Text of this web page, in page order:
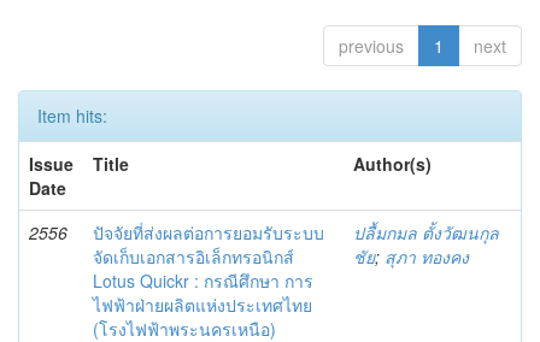
previous 1 next
Item hits:
Issue
Date
Title Author(s)
2556
ปัจจัยที่ส่งผลต่อการยอมรับระบบ
จัดเก็บเอกสารอิเล็กทรอนิกส์
Lotus Quickr : กรณีศึกษา การ
ไฟฟ้าฝ่ายผลิตแห่งประเทศไทย
(โรงไฟฟ้าพระนครเหนือ)
ปลื้มกมล ตั้งวัฒนกุล
ชัย; สุภา ทองคง